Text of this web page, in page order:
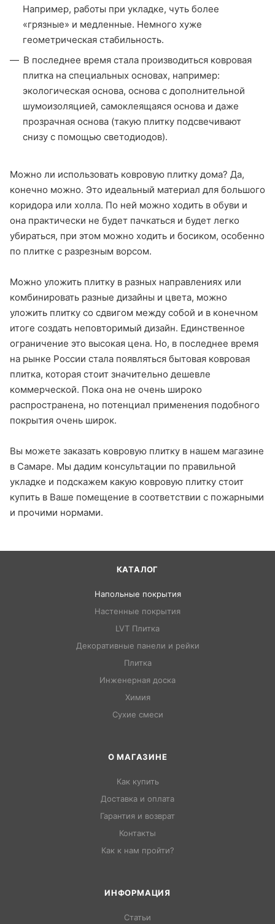
Например, работы при укладке, чуть более
«грязные» и медленные. Немного хуже
геометрическая стабильность.
В последнее время стала производиться ковровая
плитка на специальных основах, например:
экологическая основа, основа с дополнительной
шумоизоляцией, самоклеящаяся основа и даже
прозрачная основа (такую плитку подсвечивают
снизу с помощью светодиодов).
Можно ли использовать ковровую плитку дома? Да,
конечно можно. Это идеальный материал для большого
коридора или холла. По ней можно ходить в обуви и
она практически не будет пачкаться и будет легко
убираться, при этом можно ходить и босиком, особенно
по плитке с разрезным ворсом.
Можно уложить плитку в разных направлениях или
комбинировать разные дизайны и цвета, можно
уложить плитку со сдвигом между собой и в конечном
итоге создать неповторимый дизайн. Единственное
ограничение это высокая цена. Но, в последнее время
на рынке России стала появляться бытовая ковровая
плитка, которая стоит значительно дешевле
коммерческой. Пока она не очень широко
распространена, но потенциал применения подобного
покрытия очень широк.
Вы можете заказать ковровую плитку в нашем магазине
в Самаре. Мы дадим консультации по правильной
укладке и подскажем какую ковровую плитку стоит
купить в Ваше помещение в соответствии с пожарными
и прочими нормами.
КАТАЛОГ
Напольные покрытия
Настенные покрытия
LVT Плитка
Декоративные панели и рейки
Плитка
Инженерная доска
Химия
Сухие смеси
О МАГАЗИНЕ
Как купить
Доставка и оплата
Гарантия и возврат
Контакты
Как к нам пройти?
ИНФОРМАЦИЯ
Статьи